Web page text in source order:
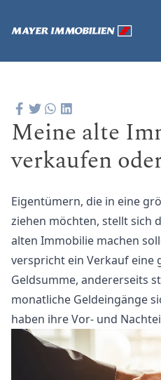
Meine alte
verkaufen
Eigentümern, die in eine
ziehen möchten, stellt sich
alten Immobilie machen
verspricht ein Verkauf
Geldsumme, andererseits
monatliche Geldeingänge
haben ihre Vor- und